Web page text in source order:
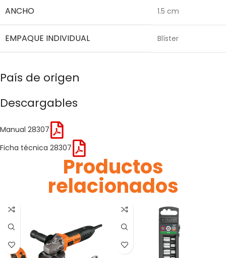
ANCHO 1.5 cm
EMPAQUE INDIVIDUAL Blíster
País de origen
Descargables
Manual 28307
Ficha técnica 28307
Productos
relacionados